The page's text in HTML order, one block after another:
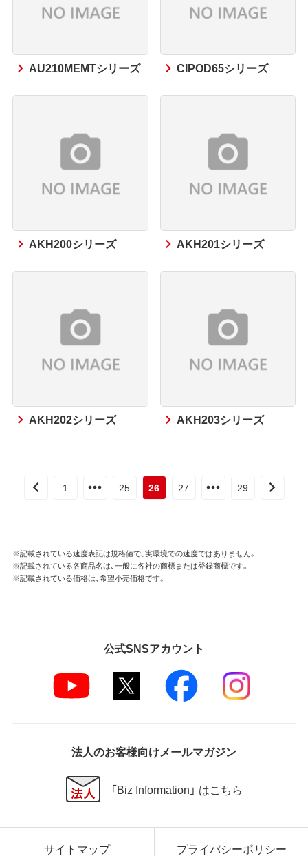
AU210MEMTシリーズ CIPOD65シリーズ
AKH200シリーズ AKH201シリーズ
AKH202シリーズ AKH203シリーズ
1 25 26 27 29
※記載されている速度表記は規格値で、実環境での速度ではありません。
※記載されている各商品名は、一般に各社の商標または登録商標です。
※記載されている価格は、希望小売価格です。
公式SNSアカウント
法人のお客様向けメールマガジン
「Biz Information」 はこちら
サイトマップ プライバシーポリシー